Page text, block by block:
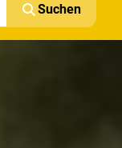
Suchen